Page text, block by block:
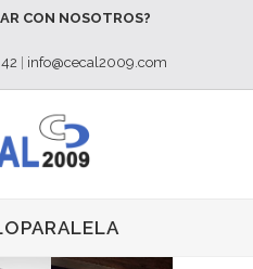
CON NOSOTROS?
info@cecal2009.com